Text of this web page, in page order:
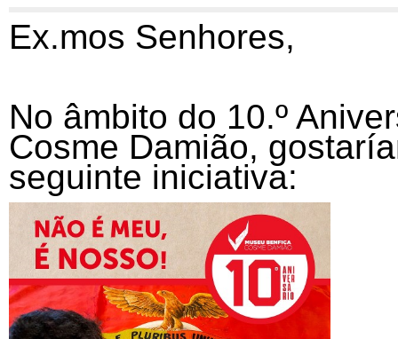
Ex.mos Senhores,
No âmbito do 10.º
Cosme Damião,
seguinte iniciativa: